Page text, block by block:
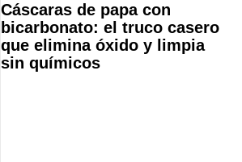
Cáscaras de papa con
bicarbonato: el truco casero
que elimina óxido y limpia
sin químicos